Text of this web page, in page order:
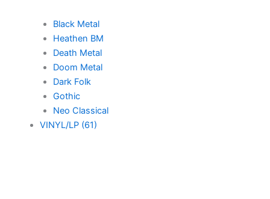
Black Metal
Heathen BM
Death Metal
Doom Metal
Dark Folk
Gothic
Neo Classical
VINYL/LP (61)